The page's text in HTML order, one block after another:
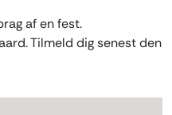
af en fest.
Tilmeld dig senest den